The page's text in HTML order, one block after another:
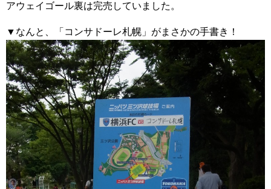
アウェイゴール裏は完売していました。
▼なんと、「コンサドーレ札幌」がまさかの手書き！